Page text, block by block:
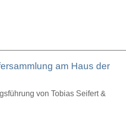
am Haus der
von Tobias Seifert &